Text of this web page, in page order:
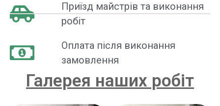
Приїзд майстрів та виконання
робіт
Оплата після виконання
замовлення
Галерея наших робіт